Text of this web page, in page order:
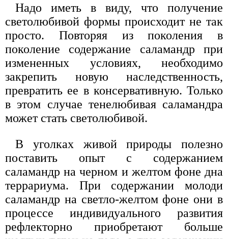
Надо иметь в виду, что получение
светолюбивой формы происходит не так
просто. Повторяя из поколения в
поколение содержание саламандр при
измененных условиях, необходимо
закрепить новую наследственность,
превратить ее в консервативную. Только
в этом случае тенелюбивая саламандра
может стать светолюбивой.
В уголках живой природы полезно
поставить опыт с содержанием
саламандр на черном и желтом фоне дна
террариума. При содержании молоди
саламандр на светло-желтом фоне они в
процессе индивидуального развития
рефлекторно приобретают больше